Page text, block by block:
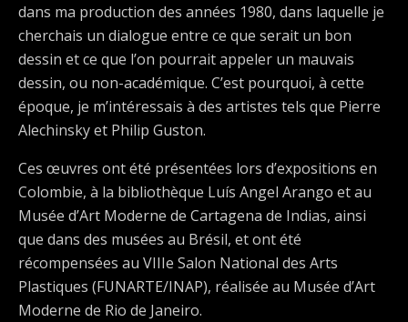
dans ma production des années 1980, dans laquelle je
cherchais un dialogue entre ce que serait un bon
dessin et ce que l’on pourrait appeler un mauvais
dessin, ou non-académique. C’est pourquoi, à cette
époque, je m’intéressais à des artistes tels que Pierre
Alechinsky et Philip Guston.
Ces œuvres ont été présentées lors d’expositions en
Colombie, à la bibliothèque Luís Angel Arango et au
Musée d’Art Moderne de Cartagena de Indias, ainsi
que dans des musées au Brésil, et ont été
récompensées au VIIIe Salon National des Arts
Plastiques (FUNARTE/INAP), réalisée au Musée d’Art
Moderne de Rio de Janeiro.